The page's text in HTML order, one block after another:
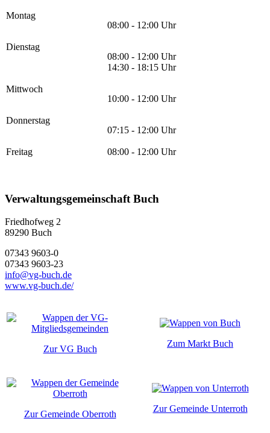
Montag
08:00 - 12:00 Uhr
Dienstag
08:00 - 12:00 Uhr
14:30 - 18:15 Uhr
Mittwoch
10:00 - 12:00 Uhr
Donnerstag
07:15 - 12:00 Uhr
Freitag 08:00 - 12:00 Uhr
Verwaltungsgemeinschaft Buch
Friedhofweg 2
89290 Buch
07343 9603-0
07343 9603-23
info@vg-buch.de
www.vg-buch.de/
Zur VG Buch
Zum Markt Buch
Zur Gemeinde Oberroth
Zur Gemeinde Unterroth